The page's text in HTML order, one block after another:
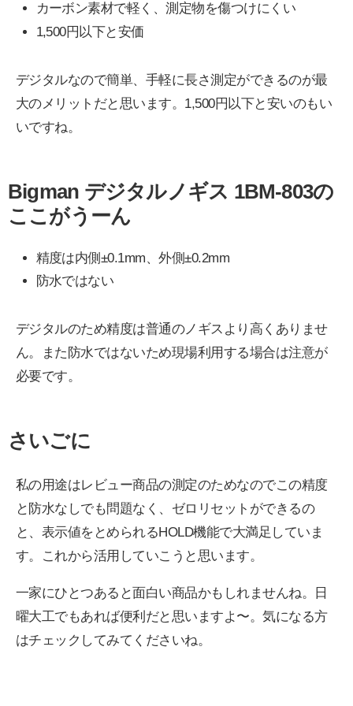
カーボン素材で軽く、測定物を傷つけにくい
1,500円以下と安価
デジタルなので簡単、手軽に長さ測定ができるのが最
大のメリットだと思います。1,500円以下と安いのもい
いですね。
Bigman デジタルノギス 1BM-803の
ここがうーん
精度は内側±0.1mm、外側±0.2mm
防水ではない
デジタルのため精度は普通のノギスより高くありませ
ん。また防水ではないため現場利用する場合は注意が
必要です。
さいごに
私の用途はレビュー商品の測定のためなのでこの精度
と防水なしでも問題なく、ゼロリセットができるの
と、表示値をとめられるHOLD機能で大満足していま
す。これから活用していこうと思います。
一家にひとつあると面白い商品かもしれませんね。日
曜大工でもあれば便利だと思いますよ〜。気になる方
はチェックしてみてくださいね。